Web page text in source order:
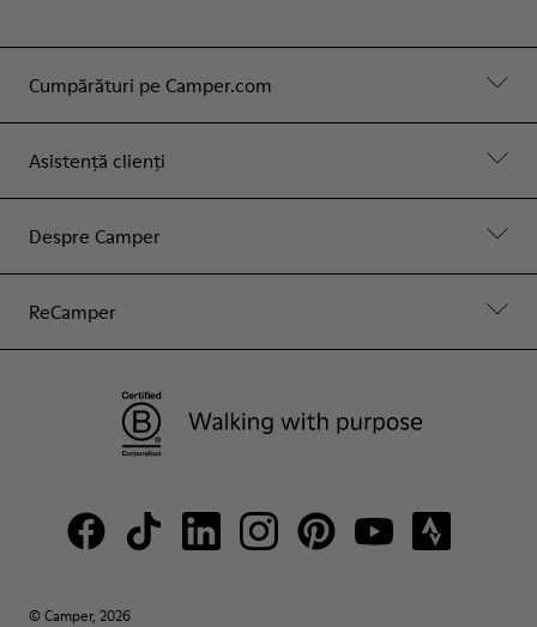
Cumpărături pe Camper.com
Asistență clienți
Despre Camper
ReCamper
© Camper, 2026